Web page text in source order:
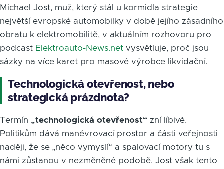
Michael Jost, muž, který stál u kormidla strategie
největší evropské automobilky v době jejího zásadního
obratu k elektromobilitě, v aktuálním rozhovoru pro
podcast Elektroauto-News.net vysvětluje, proč jsou
sázky na více karet pro masové výrobce likvidační.
Technologická otevřenost, nebo
strategická prázdnota?
Termín „technologická otevřenost“ zní líbivě.
Politikům dává manévrovací prostor a části veřejnosti
naději, že se „něco vymyslí“ a spalovací motory tu s
námi zůstanou v nezměněné podobě. Jost však tento